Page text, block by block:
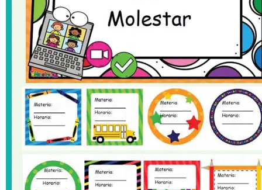
Para Washington son
terroristas
Invitan a parejas al nuevo
ciclo de Caná